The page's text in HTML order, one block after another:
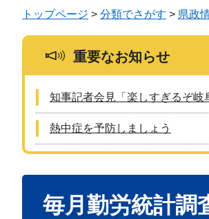
トップページ > 分類でさがす > 県政
重要なお知らせ
知事記者会見「楽しすぎるぞ
熱中症を予防しましょう
毎月勤労統計調